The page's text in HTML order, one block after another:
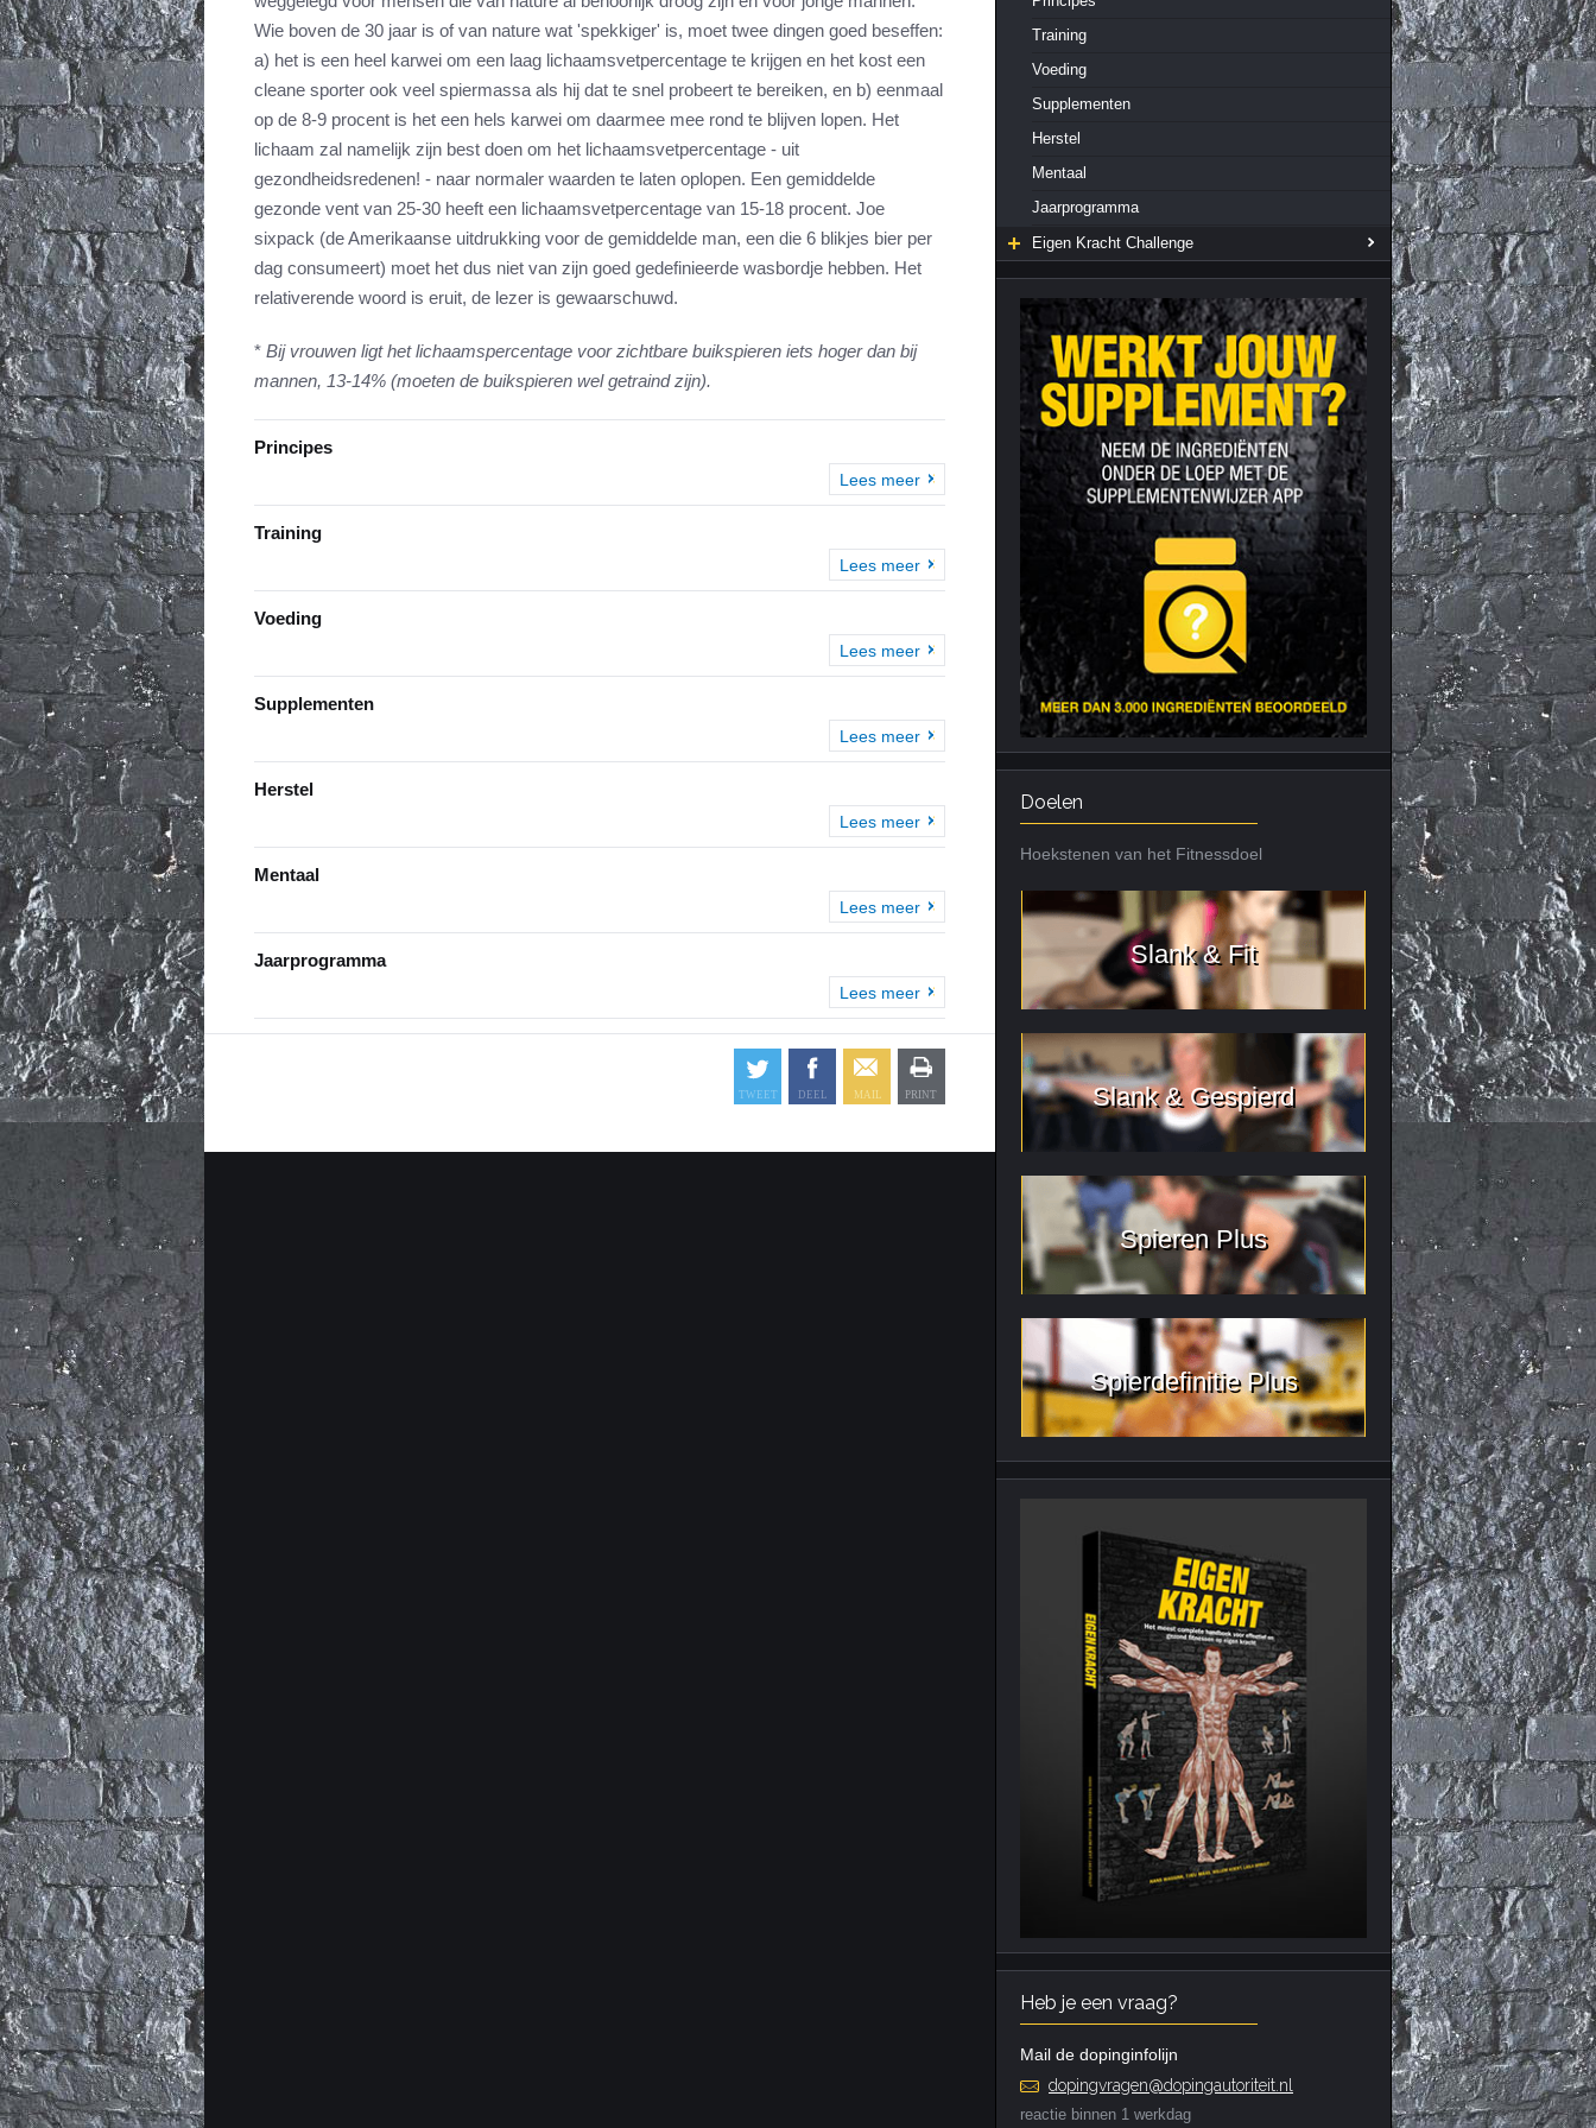
Cardiotraining
Hartslag en intensiteit
Trainingsfouten top 10
Veel gestelde vragen
Nutriënt Timing
Voedingsfouten top 5
Citrus Aurantium
Tribulus Terrestris
Vitaminen en
mineralen
Weight Gainers
Wie boven de 30 jaar is of van nature wat 'spekkiger' is, moet twee dingen goed beseffen:
a) het is een heel karwei om een laag lichaamsvetpercentage te krijgen en het kost een
cleane sporter ook veel spiermassa als hij dat te snel probeert te bereiken, en b) eenmaal
op de 8-9 procent is het een hels karwei om daarmee mee rond te blijven lopen. Het
lichaam zal namelijk zijn best doen om het lichaamsvetpercentage - uit
gezondheidsredenen! - naar normaler waarden te laten oplopen. Een gemiddelde
gezonde vent van 25-30 heeft een lichaamsvetpercentage van 15-18 procent. Joe
sixpack (de Amerikaanse uitdrukking voor de gemiddelde man, een die 6 blikjes bier per
dag consumeert) moet het dus niet van zijn goed gedefinieerde wasbordje hebben. Het
relativerende woord is eruit, de lezer is gewaarschuwd.
* Bij vrouwen ligt het lichaamspercentage voor zichtbare buikspieren iets hoger dan bij
mannen, 13-14% (moeten de buikspieren wel getraind zijn).
Principes
Lees meer
Training
Lees meer
Voeding
Lees meer
Supplementen
Lees meer
Herstel
Lees meer
Mentaal
Lees meer
Jaarprogramma
Lees meer
Training
Voeding
Supplementen
Herstel
Mentaal
Jaarprogramma
Eigen Kracht Challenge
Doelen
Hoekstenen van het Fitnessdoel
Slank & Fit
Slank & Gespierd
Spieren Plus
Spierdefinitie Plus
Heb je een vraag?
Mail de dopinginfolijn
dopingvragen@dopingautoriteit.nl
reactie binnen 1 werkdag